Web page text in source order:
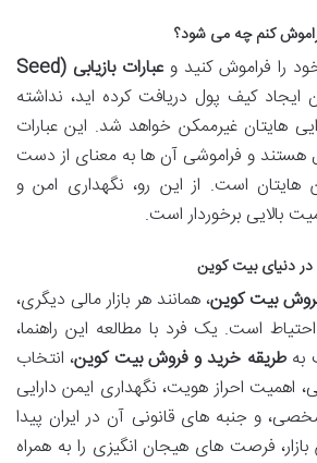
کنم چه می شود؟
را فراموش کنید و
عبارات بازیابی (Seed
ایجاد کیف پول دریافت کرده اید، نداشته
هایتان غیرممکن خواهد شد. این عبارات
هستند و فراموشی آن ها به معنای از دست
هایتان است. از این رو، نگهداری امن و
بالایی برخوردار است.
در دنیای بیت کوین
بیت کوین، همانند هر بازار مالی دیگری،
است. یک فرد با مطالعه این راهنما،
بهطریقه خرید و فروش بیت کوین، انتخاب
اهمیت احراز هویت، نگهداری ایمن دارایی
و جنبه های قانونی آن در ایران پیدا
فرصت های هیجان انگیزی را به همراه